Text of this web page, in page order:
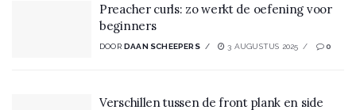
Preacher curls: zo werkt de oefening voor
beginners
DOOR DAAN SCHEEPERS 3 AUGUSTUS 2025 0
Verschillen tussen de front plank en side